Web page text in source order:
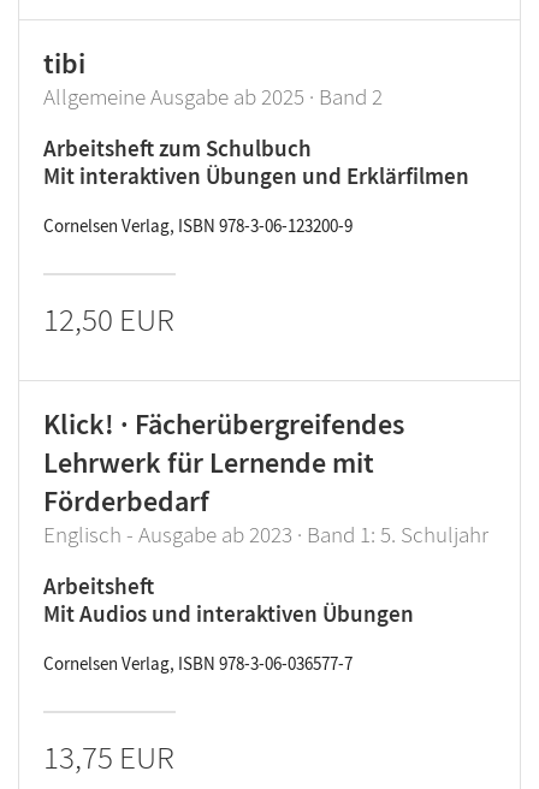
tibi
Allgemeine Ausgabe ab 2025 · Band 2
Arbeitsheft zum Schulbuch
Mit interaktiven Übungen und Erklärfilmen
Cornelsen Verlag, ISBN 978-3-06-123200-9
12,50 EUR
Klick! · Fächerübergreifendes
Lehrwerk für Lernende mit
Förderbedarf
Englisch - Ausgabe ab 2023 · Band 1: 5. Schuljahr
Arbeitsheft
Mit Audios und interaktiven Übungen
Cornelsen Verlag, ISBN 978-3-06-036577-7
13,75 EUR